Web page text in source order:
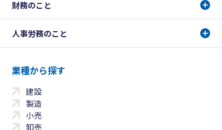
財務のこと
人事労務のこと
業種から探す
建設
製造
小売
卸売